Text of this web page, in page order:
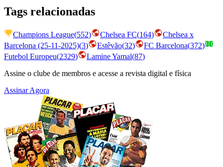
Tags relacionadas
Champions League(552) Chelsea FC(164)
Chelsea x
Barcelona (25-11-2025)(3) Estêvão(32) FC Barcelona(372)
Futebol Europeu(2329) Lamine Yamal(87)
Assine o clube de membros e acesse a revista digital e física
Assinar Agora